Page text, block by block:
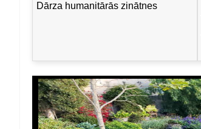
Dārza humanitārās zinātnes